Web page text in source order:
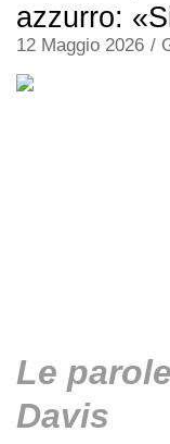
azzurro:
12 Maggio 2026 /
Le
Davis